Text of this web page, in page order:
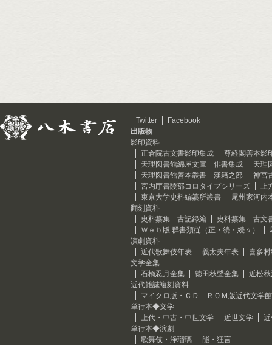
Twitter
Facebook
出版物
影印資料
正倉院古文書影印集成
尊経閣善本影
天理図書館綿屋文庫 俳書集成
天理
天理図書館善本叢書 漢籍之部
神宮
宮内庁書陵部コロタイプシリーズ
上
東京大学史料編纂所叢書
尾州家河内
翻刻資料
史料纂集 古記録編
史料纂集 古文
Ｗｅｂ版 群書類従（正・続・続々）
演劇資料
近代歌舞伎年表
義太夫年表
喜多
文学全集
石橋忍月全集
徳田秋聲全集
近松
近代雑誌複刻資料
マイクロ版・ＣＤ―ＲＯＭ版近代文学館
単行本◆文学
上代・中古・中世文学
近世文学
単行本◆演劇
歌舞伎・浄瑠璃
能・狂言